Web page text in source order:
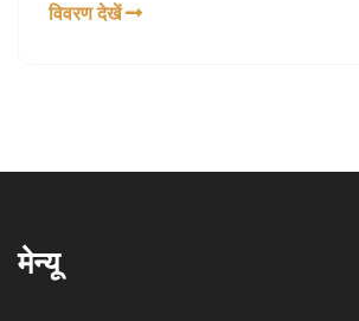
उद्देश्य विशेष रूप से पहले से कम वेतन प्राप्त करने
विवरण देखें
मेन्यू